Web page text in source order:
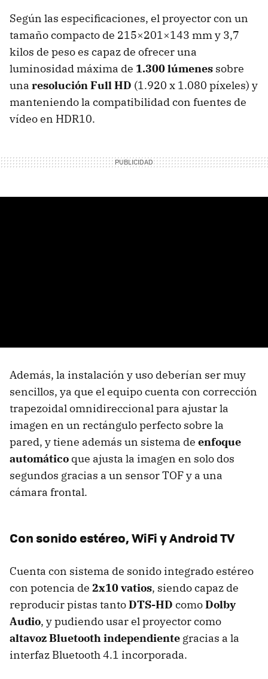
Según las especificaciones, el proyector con un
tamaño compacto de 215×201×143 mm y 3,7
kilos de peso es capaz de ofrecer una
luminosidad máxima de 1.300 lúmenes sobre
una resolución Full HD (1.920 x 1.080 píxeles) y
manteniendo la compatibilidad con fuentes de
vídeo en HDR10.
Además, la instalación y uso deberían ser muy
sencillos, ya que el equipo cuenta con corrección
trapezoidal omnidireccional para ajustar la
imagen en un rectángulo perfecto sobre la
pared, y tiene además un sistema de enfoque
automático que ajusta la imagen en solo dos
segundos gracias a un sensor TOF y a una
cámara frontal.
Con sonido estéreo, WiFi y Android TV
Cuenta con sistema de sonido integrado estéreo
con potencia de 2x10 vatios, siendo capaz de
reproducir pistas tantoDTS-HD comoDolby
Audio, y pudiendo usar el proyector como
altavoz Bluetooth independiente gracias a la
interfaz Bluetooth 4.1 incorporada.